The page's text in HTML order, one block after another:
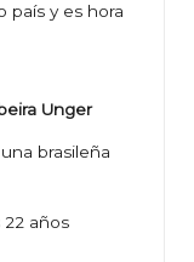
país y es hora
Unger
brasileña
22 años